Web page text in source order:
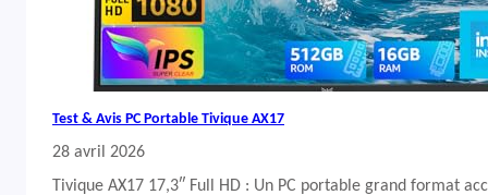
Test & Avis PC Portable Tivique AX17
28 avril 2026
Tivique AX17 17,3″ Full HD : Un PC portable grand format